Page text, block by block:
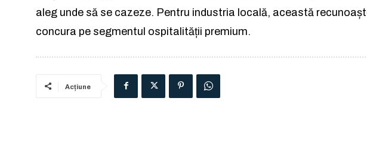
aleg unde să se cazeze. Pentru industria locală, această
concura pe segmentul ospitalității premium.
Acțiune